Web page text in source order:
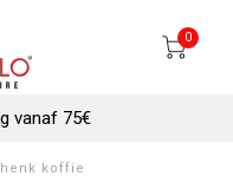
0
vanaf 75€
koffie